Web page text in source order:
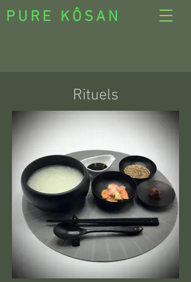
PURE KÔSAN
Rituels